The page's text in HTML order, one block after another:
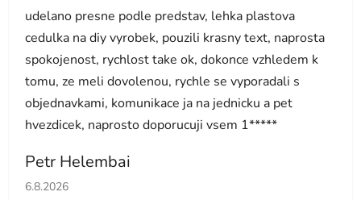
udelano presne podle predstav, lehka plastova
cedulka na diy vyrobek, pouzili krasny text, naprosta
spokojenost, rychlost take ok, dokonce vzhledem k
tomu, ze meli dovolenou, rychle se vyporadali s
objednavkami, komunikace ja na jednicku a pet
hvezdicek, naprosto doporucuji vsem 1*****
Petr Helembai
Hodnocení obchodu je 5 z 5 hvězdiček.
6.8.2026